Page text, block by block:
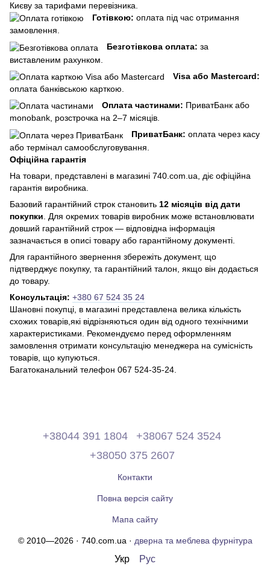
Києву за тарифами перевізника.
Готівкою: оплата під час отримання
замовлення.
Безготівкова оплата: за
виставленим рахунком.
Visa або Mastercard:
оплата банківською карткою.
Оплата частинами: ПриватБанк або
monobank, розстрочка на 2–7 місяців.
ПриватБанк: оплата через касу
або термінал самообслуговування.
Офіційна гарантія
На товари, представлені в магазині 740.com.ua, діє офіційна
гарантія виробника.
Базовий гарантійний строк становить 12 місяців від дати
покупки . Для окремих товарів виробник може встановлювати
довший гарантійний строк — відповідна інформація
зазначається в описі товару або гарантійному документі.
Для гарантійного звернення збережіть документ, що
підтверджує покупку, та гарантійний талон, якщо він додається
до товару.
Консультація: +380 67 524 35 24
Шановні покупці, в магазині представлена ​​велика кількість
схожих товарів,які відрізняються один від одного технічними
характеристиками. Рекомендуємо перед оформленням
замовлення отримати консультацію менеджера на сумісність
товарів, що купуються.
Багатоканальний телефон 067 524-35-24.
+38044 391 1804
+38067 524 3524
+38050 375 2607
Контакти
Повна версія сайту
Мапа сайту
© 2010—2026 · 740.com.ua · дверна та меблева фурнітура
Укр Рус